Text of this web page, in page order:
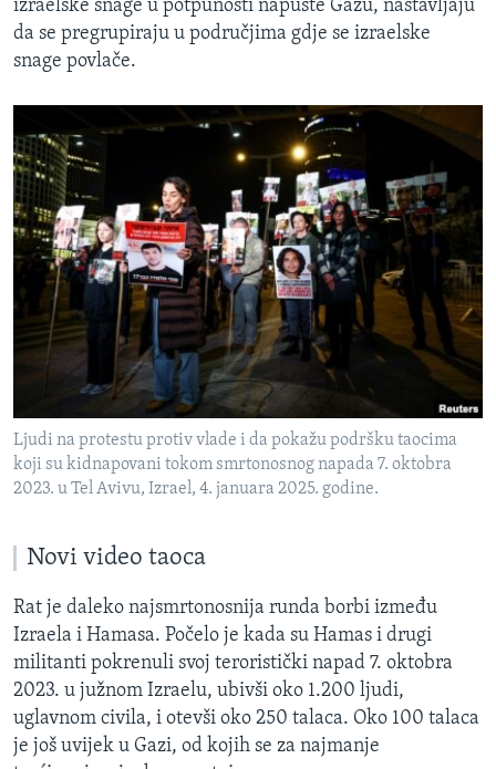
izraelske snage u potpunosti napuste Gazu, nastavljaju
da se pregrupiraju u područjima gdje se izraelske
snage povlače.
Ljudi na protestu protiv vlade i da pokažu podršku taocima
koji su kidnapovani tokom smrtonosnog napada 7. oktobra
2023. u Tel Avivu, Izrael, 4. januara 2025. godine.
Novi video taoca
Rat je daleko najsmrtonosnija runda borbi između
Izraela i Hamasa. Počelo je kada su Hamas i drugi
militanti pokrenuli svoj teroristički napad 7. oktobra
2023. u južnom Izraelu, ubivši oko 1.200 ljudi,
uglavnom civila, i otevši oko 250 talaca. Oko 100 talaca
je još uvijek u Gazi, od kojih se za najmanje